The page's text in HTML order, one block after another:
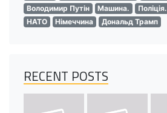
Володимир Путін
Машина. Поліція.
НАТО
Німеччина Дональд Трамп
RECENT POSTS